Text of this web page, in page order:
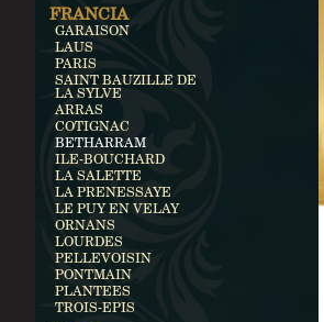
FRANCIA
GARAISON
LAUS
PARIS
SAINT BAUZILLE DE
LA SYLVE
ARRAS
COTIGNAC
BETHARRAM
ILE-BOUCHARD
LA SALETTE
LA PRENESSAYE
LE PUY EN VELAY
ORNANS
LOURDES
PELLEVOISIN
PONTMAIN
PLANTEES
TROIS-EPIS